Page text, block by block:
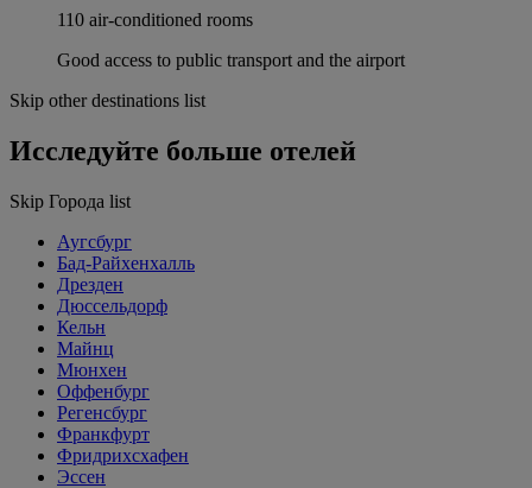
110 air-conditioned rooms
Good access to public transport and the airport
Skip other destinations list
Исследуйте больше отелей
Skip Города list
Аугсбург
Бад-Райхенхалль
Дрезден
Дюссельдорф
Кельн
Майнц
Мюнхен
Оффенбург
Регенсбург
Франкфурт
Фридрихсхафен
Эссен